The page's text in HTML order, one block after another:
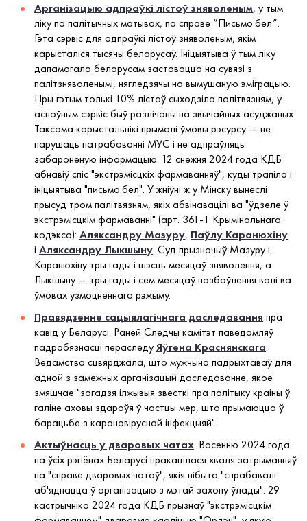
Арганізацыю адпраўкі лістоў зняволеным, у тым
ліку па палітычных матывах, па справе “Письмо.бел”.
Гэта сэрвіс для адпраўкі лістоў зняволеным, якім
карысталіся тысячы беларусаў. Ініцыятыва ў тым ліку
дапамагала беларусам заставацца на сувязі з
палітзняволенымі, нягледзячы на вымушаную эміграцыю.
Пры гэтым толькі 10% лістоў сыходзіла палітвязням, у
асноўным сэрвіс быў разлічаны на звычайных асуджаных.
Таксама карыстальнікі прымалі ўмовы рэсурсу — не
парушаць патрабаванні МУС і не адпраўляць
забароненую інфармацыю. 12 снежня 2024 года КДБ
абнавіў спіс "экстрэмісцкіх фармаванняў", куды трапіла і
ініцыятыва "письмо.бeл". У жніўні ж у Мінску вынеслі
прысуд тром палітвязням, якіх абвінавацілі ва "ўдзеле ў
экстрэмісцкім фармаванні" (арт. 361-1 Крымінальнага
кодэкса): Аляксандру Мазуру, Паўлу Каранюхіну
і Аляксандру Лыкшыну. Суд прызначыў Мазуру і
Каранюхіну тры гады і шэсць месяцаў зняволення, а
Лыкшыну — тры гады і сем месяцаў пазбаўлення волі ва
ўмовах узмоцненнага рэжыму.
Правядзенне сацыялагічнага даследавання пра
кавід у Беларусі. Раней Следчы камітэт паведамляў
падрабязнасці пераследуЯўгена Краснянскага.
Ведамства сцвярджала, што мужчына падрыхтаваў для
адной з замежных арганізацый даследаванне, якое
змяшчае "загадзя ілжывыя звесткі пра палітыку краіны ў
галіне аховы здароўя ў частцы мер, што прымаюцца ў
барацьбе з каранавіруснай інфекцыяй".
Актыўнасць у дваровых чатах. Восенню 2024 года
па ўсіх рэгіёнах Беларусі пракацілася хваля затрыманняў
па "справе дваровых чатаў", якія нібыта "спрабавалі
аб'яднацца ў арганізацыю з мэтай захопу ўлады". 29
кастрычніка 2024 года КДБ прызнаў "экстрэмісцкім